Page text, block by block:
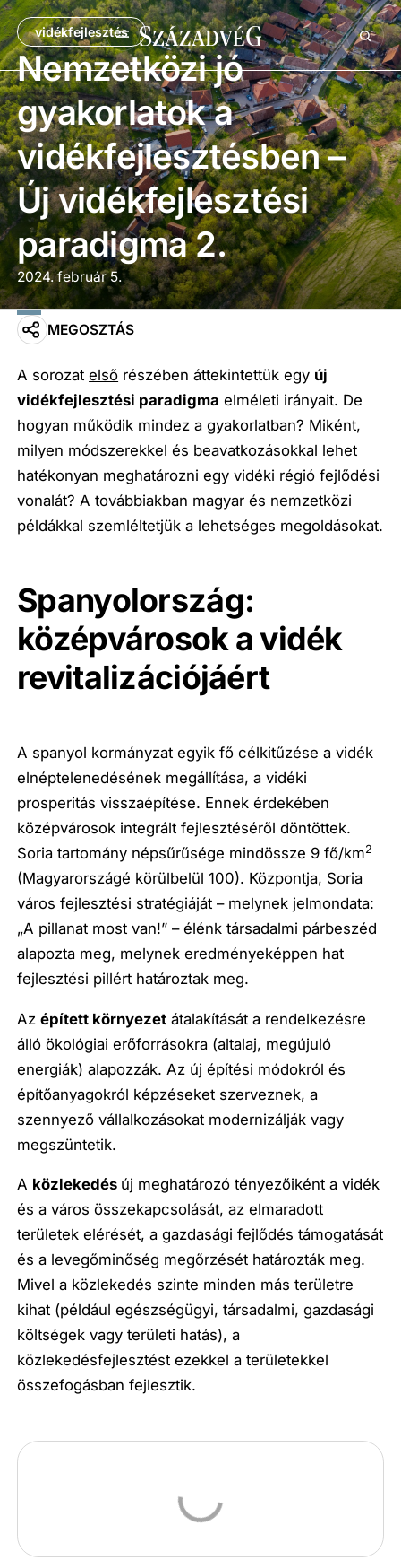
vidékfejlesztés
Nemzetközi jó
gyakorlatok a
vidékfejlesztésben –
Új vidékfejlesztési
paradigma 2.
2024. február 5.
MEGOSZTÁS
A sorozatelső részében áttekintettük egy új
vidékfejlesztési paradigma elméleti irányait. De
hogyan működik mindez a gyakorlatban? Miként,
milyen módszerekkel és beavatkozásokkal lehet
hatékonyan meghatározni egy vidéki régió fejlődési
vonalát? A továbbiakban magyar és nemzetközi
példákkal szemléltetjük a lehetséges megoldásokat.
Spanyolország:
középvárosok a vidék
revitalizációjáért
A spanyol kormányzat egyik fő célkitűzése a vidék
elnéptelenedésének megállítása, a vidéki
prosperitás visszaépítése. Ennek érdekében
középvárosok integrált fejlesztéséről döntöttek.
Soria tartomány népsűrűsége mindössze 9 fő/km2
(Magyarországé körülbelül 100). Központja, Soria
város fejlesztési stratégiáját – melynek jelmondata:
„A pillanat most van!” – élénk társadalmi párbeszéd
alapozta meg, melynek eredményeképpen hat
fejlesztési pillért határoztak meg.
Azépített környezet átalakítását a rendelkezésre
álló ökológiai erőforrásokra (altalaj, megújuló
energiák) alapozzák. Az új építési módokról és
építőanyagokról képzéseket szerveznek, a
szennyező vállalkozásokat modernizálják vagy
megszüntetik.
A közlekedés új meghatározó tényezőiként a vidék
és a város összekapcsolását, az elmaradott
területek elérését, a gazdasági fejlődés támogatását
és a levegőminőség megőrzését határozták meg.
Mivel a közlekedés szinte minden más területre
kihat (például egészségügyi, társadalmi, gazdasági
költségek vagy területi hatás), a
közlekedésfejlesztést ezekkel a területekkel
összefogásban fejlesztik.